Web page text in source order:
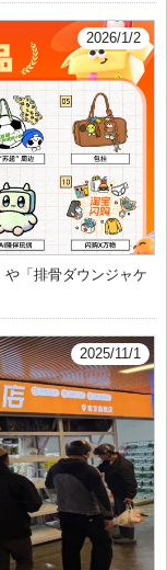
2026/1/2
「排骨ダウンジャケ
2025/11/1